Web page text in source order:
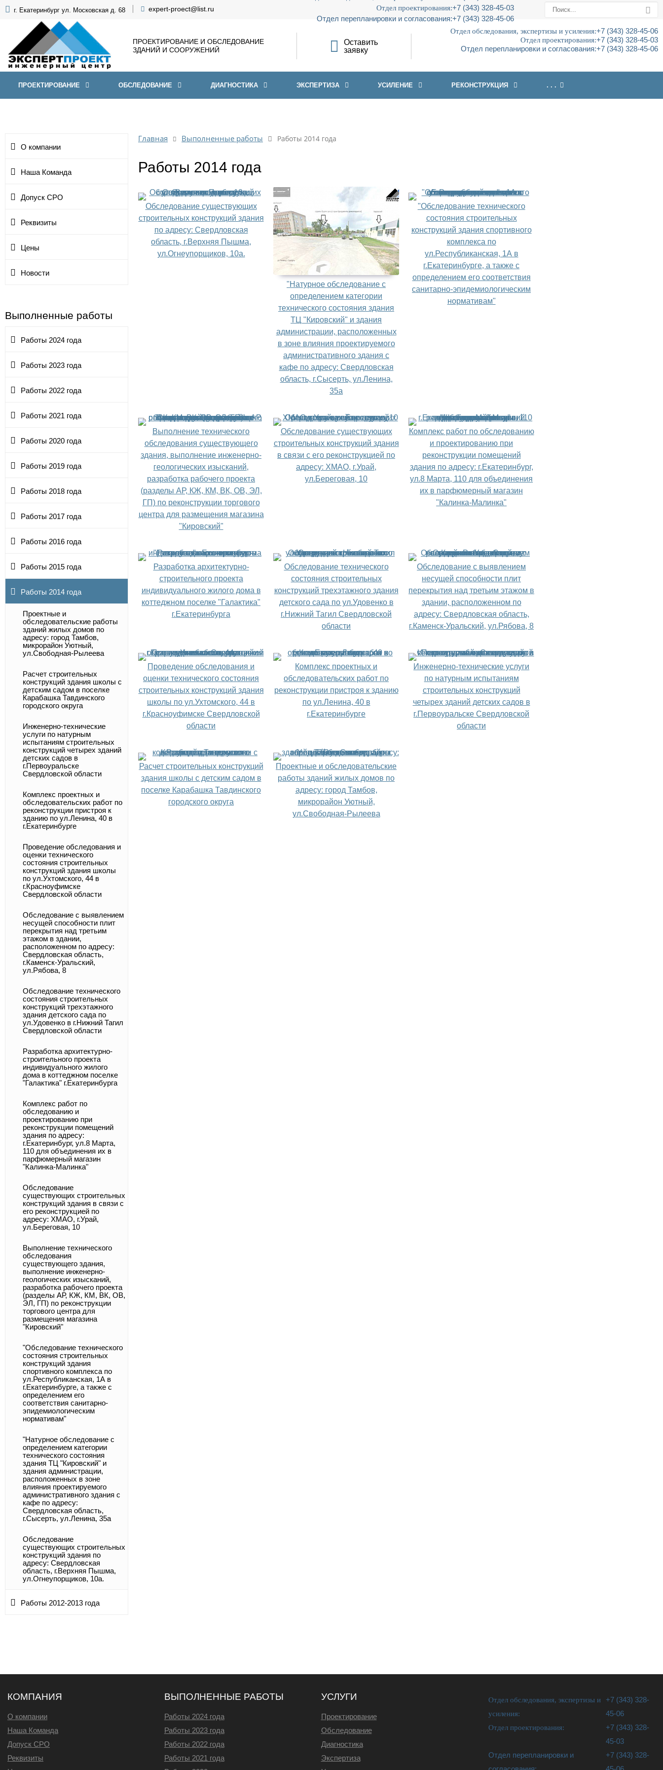
г. Екатеринбург ул. Московская д. 68 expert-proect@list.ru
Отдел обследования, экспертизы и усиления:+7 (343) 328-45-06
Отдел проектирования:+7 (343) 328-45-03
Отдел перепланировки и согласования:+7 (343) 328-45-06
Оставить
заявку
ПРОЕКТИРОВАНИЕ И ОБСЛЕДОВАНИЕ
ЗДАНИЙ И СООРУЖЕНИЙ
Отдел проектирования:+7 (343) 328-45-03
Отдел перепланировки и согласования:+7 (343) 328-45-06
ПРОЕКТИРОВАНИЕ ОБСЛЕДОВАНИЕ ДИАГНОСТИКА ЭКСПЕРТИЗА УСИЛЕНИЕ РЕКОНСТРУКЦИЯ . . .
О компании
Наша Команда
Допуск СРО
Реквизиты
Цены
Новости
Выполненные работы
Работы 2024 года
Работы 2023 года
Работы 2022 года
Работы 2021 года
Работы 2020 года
Работы 2019 года
Работы 2018 года
Работы 2017 года
Работы 2016 года
Работы 2015 года
Работы 2014 года
Проектные и
обследовательские работы
зданий жилых домов по
адресу: город Тамбов,
микрорайон Уютный,
ул.Свободная-Рылеева
Расчет строительных
конструкций здания школы с
детским садом в поселке
Карабашка Тавдинского
городского округа
Инженерно-технические
услуги по натурным
испытаниям строительных
конструкций четырех зданий
детских садов в
г.Первоуральске
Свердловской области
Комплекс проектных и
обследовательских работ по
реконструкции пристроя к
зданию по ул.Ленина, 40 в
г.Екатеринбурге
Проведение обследования и
оценки технического
состояния строительных
конструкций здания школы
по ул.Ухтомского, 44 в
г.Красноуфимске
Свердловской области
Обследование с выявлением
несущей способности плит
перекрытия над третьим
этажом в здании,
расположенном по адресу:
Свердловская область,
г.Каменск-Уральский,
ул.Рябова, 8
Обследование технического
состояния строительных
конструкций трехэтажного
здания детского сада по
ул.Удовенко в г.Нижний Тагил
Свердловской области
Разработка архитектурно-
строительного проекта
индивидуального жилого
дома в коттеджном поселке
"Галактика" г.Екатеринбурга
Комплекс работ по
обследованию и
проектированию при
реконструкции помещений
здания по адресу:
г.Екатеринбург, ул.8 Марта,
110 для объединения их в
парфюмерный магазин
"Калинка-Малинка"
Обследование
существующих строительных
конструкций здания в связи с
его реконструкцией по
адресу: ХМАО, г.Урай,
ул.Береговая, 10
Выполнение технического
обследования
существующего здания,
выполнение инженерно-
геологических изысканий,
разработка рабочего проекта
(разделы АР, КЖ, КМ, ВК, ОВ,
ЭЛ, ГП) по реконструкции
торгового центра для
размещения магазина
"Кировский"
"Обследование технического
состояния строительных
конструкций здания
спортивного комплекса по
ул.Республиканская, 1А в
г.Екатеринбурге, а также с
определением его
соответствия санитарно-
эпидемиологическим
нормативам"
"Натурное обследование с
определением категории
технического состояния
здания ТЦ "Кировский" и
здания администрации,
расположенных в зоне
влияния проектируемого
административного здания с
кафе по адресу:
Свердловская область,
г.Сысерть, ул.Ленина, 35а
Обследование
существующих строительных
конструкций здания по
адресу: Свердловская
область, г.Верхняя Пышма,
ул.Огнеупорщиков, 10а.
Работы 2012-2013 года
Главная Выполненные работы Работы 2014 года
Работы 2014 года
Обследование существующих
строительных конструкций здания
по адресу: Свердловская
область, г.Верхняя Пышма,
ул.Огнеупорщиков, 10а.
"Натурное обследование с
определением категории
технического состояния здания
ТЦ "Кировский" и здания
администрации, расположенных
в зоне влияния проектируемого
административного здания с
кафе по адресу: Свердловская
область, г.Сысерть, ул.Ленина,
35а
"Обследование технического
состояния строительных
конструкций здания спортивного
комплекса по
ул.Республиканская, 1А в
г.Екатеринбурге, а также с
определением его соответствия
санитарно-эпидемиологическим
нормативам"
Выполнение технического
обследования существующего
здания, выполнение инженерно-
геологических изысканий,
разработка рабочего проекта
(разделы АР, КЖ, КМ, ВК, ОВ, ЭЛ,
ГП) по реконструкции торгового
центра для размещения магазина
"Кировский"
Обследование существующих
строительных конструкций здания
в связи с его реконструкцией по
адресу: ХМАО, г.Урай,
ул.Береговая, 10
Комплекс работ по обследованию
и проектированию при
реконструкции помещений
здания по адресу: г.Екатеринбург,
ул.8 Марта, 110 для объединения
их в парфюмерный магазин
"Калинка-Малинка"
Разработка архитектурно-
строительного проекта
индивидуального жилого дома в
коттеджном поселке "Галактика"
г.Екатеринбурга
Обследование технического
состояния строительных
конструкций трехэтажного здания
детского сада по ул.Удовенко в
г.Нижний Тагил Свердловской
области
Обследование с выявлением
несущей способности плит
перекрытия над третьим этажом в
здании, расположенном по
адресу: Свердловская область,
г.Каменск-Уральский, ул.Рябова, 8
Проведение обследования и
оценки технического состояния
строительных конструкций здания
школы по ул.Ухтомского, 44 в
г.Красноуфимске Свердловской
области
Комплекс проектных и
обследовательских работ по
реконструкции пристроя к зданию
по ул.Ленина, 40 в
г.Екатеринбурге
Инженерно-технические услуги
по натурным испытаниям
строительных конструкций
четырех зданий детских садов в
г.Первоуральске Свердловской
области
Расчет строительных конструкций
здания школы с детским садом в
поселке Карабашка Тавдинского
городского округа
Проектные и обследовательские
работы зданий жилых домов по
адресу: город Тамбов,
микрорайон Уютный,
ул.Свободная-Рылеева
Отдел обследования, экспертизы и
усиления:
+7 (343) 328-
45-06
Отдел проектирования:
+7 (343) 328-
45-03
Отдел перепланировки и
+7 (343) 328-
КОМПАНИЯ
О компании
Наша Команда
Допуск СРО
Реквизиты
ВЫПОЛНЕННЫЕ РАБОТЫ
Работы 2024 года
Работы 2023 года
Работы 2022 года
Работы 2021 года
УСЛУГИ
Проектирование
Обследование
Диагностика
Экспертиза